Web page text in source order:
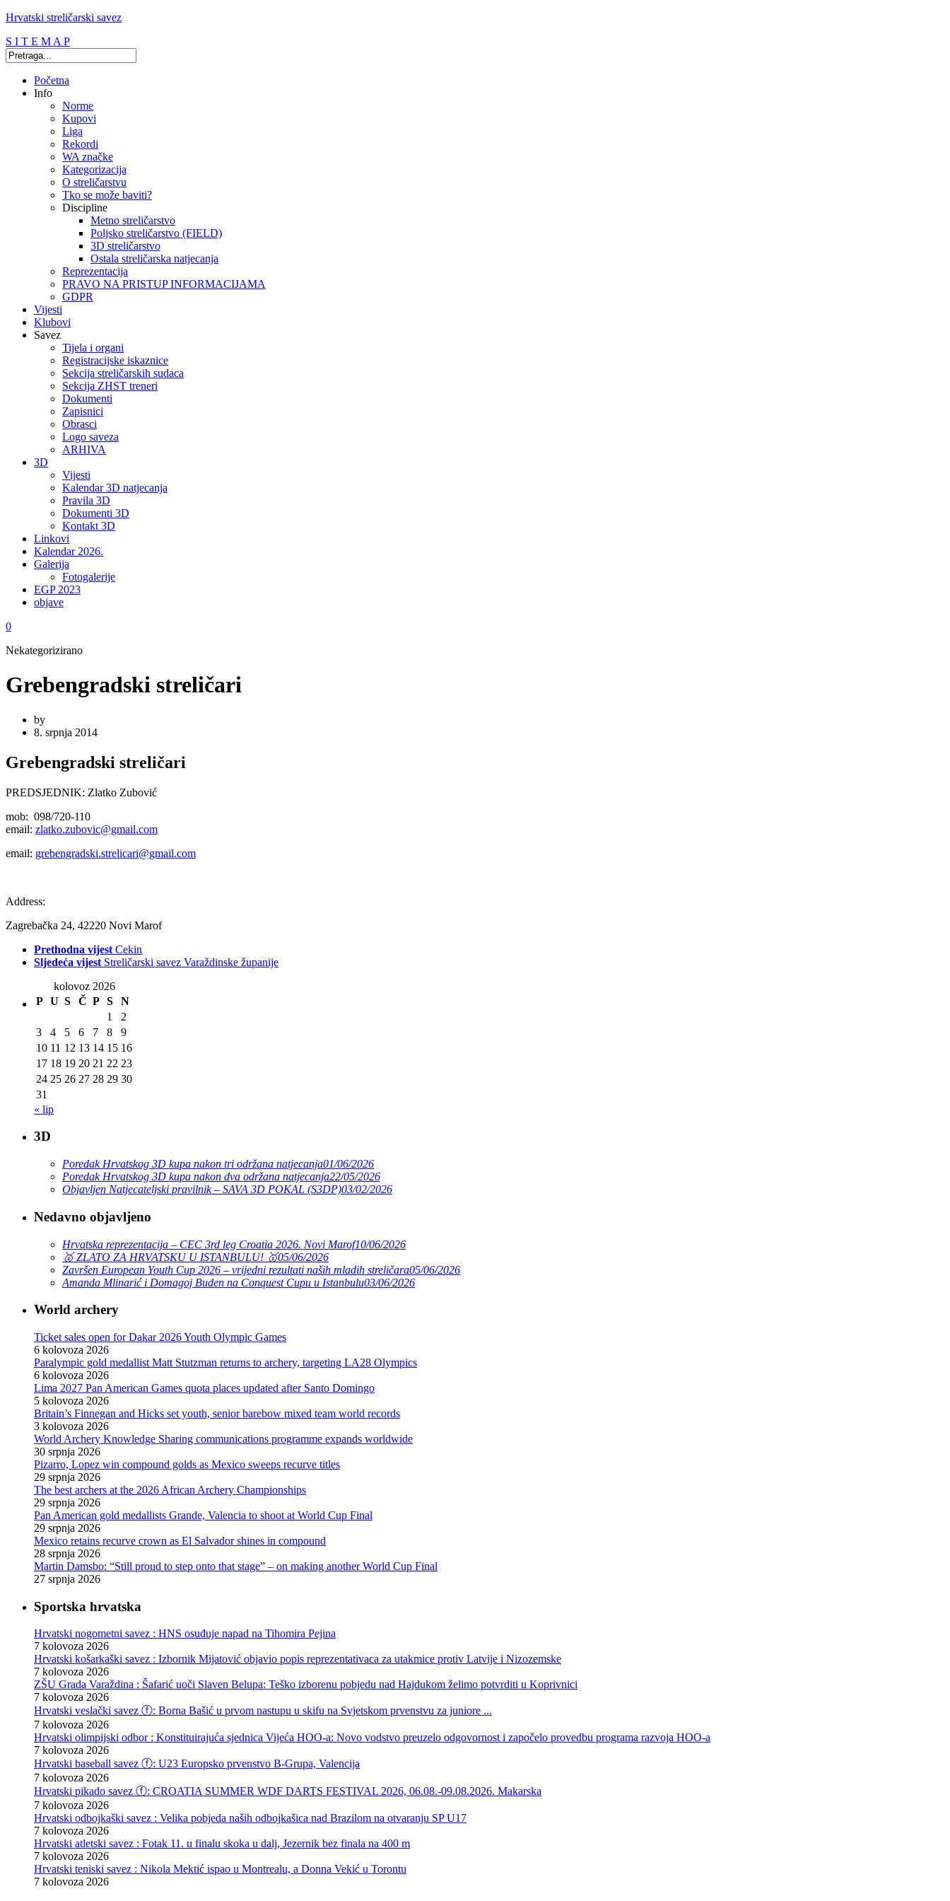
Hrvatski streličarski savez
S I T E M A P
Početna
Info
Norme
Kupovi
Liga
Rekordi
WA značke
Kategorizacija
O streličarstvu
Tko se može baviti?
Discipline
Metno streličarstvo
Poljsko streličarstvo (FIELD)
3D streličarstvo
Ostala streličarska natjecanja
Reprezentacija
PRAVO NA PRISTUP INFORMACIJAMA
GDPR
Vijesti
Klubovi
Savez
Tijela i organi
Registracijske iskaznice
Sekcija streličarskih sudaca
Sekcija ZHST treneri
Dokumenti
Zapisnici
Obrasci
Logo saveza
ARHIVA
3D
Vijesti
Kalendar 3D natjecanja
Pravila 3D
Dokumenti 3D
Kontakt 3D
Linkovi
Kalendar 2026.
Galerija
Fotogalerije
EGP 2023
objave
0
Nekategorizirano
Grebengradski streličari
by
8. srpnja 2014
Grebengradski streličari
PREDSJEDNIK: Zlatko Zubović
mob: 098/720-110
email: zlatko.zubovic@gmail.com
email: grebengradski.strelicari@gmail.com
Address:
Zagrebačka 24, 42220 Novi Marof
Prethodna vijest Cekin
Sljedeća vijest Streličarski savez Varaždinske županije
kolovoz 2026
P U S Č P S
N
1
2
3
4 5 6 7 8
9
10 11 12 13 14 15 16
17 18 19 20 21 22 23
24 25 26 27 28 29 30
31
« lip
3D
Poredak Hrvatskog 3D kupa nakon tri održana natjecanja01/06/2026
Poredak Hrvatskog 3D kupa nakon dva održana natjecanja22/05/2026
Objavljen Natjecateljski pravilnik – SAVA 3D POKAL (S3DP)03/02/2026
Nedavno objavljeno
Hrvatska reprezentacija – CEC 3rd leg Croatia 2026. Novi Marof10/06/2026
🥇 ZLATO ZA HRVATSKU U ISTANBULU! 🥇05/06/2026
Završen European Youth Cup 2026 – vrijedni rezultati naših mladih streličara05/06/2026
Amanda Mlinarić i Domagoj Buden na Conquest Cupu u Istanbulu03/06/2026
World archery
Ticket sales open for Dakar 2026 Youth Olympic Games
6 kolovoza 2026
Paralympic gold medallist Matt Stutzman returns to archery, targeting LA28 Olympics
6 kolovoza 2026
Lima 2027 Pan American Games quota places updated after Santo Domingo
5 kolovoza 2026
Britain’s Finnegan and Hicks set youth, senior barebow mixed team world records
3 kolovoza 2026
World Archery Knowledge Sharing communications programme expands worldwide
30 srpnja 2026
Pizarro, Lopez win compound golds as Mexico sweeps recurve titles
29 srpnja 2026
The best archers at the 2026 African Archery Championships
29 srpnja 2026
Pan American gold medallists Grande, Valencia to shoot at World Cup Final
29 srpnja 2026
Mexico retains recurve crown as El Salvador shines in compound
28 srpnja 2026
Martin Damsbo: “Still proud to step onto that stage” – on making another World Cup Final
27 srpnja 2026
Sportska hrvatska
Hrvatski nogometni savez : HNS osuđuje napad na Tihomira Pejina
7 kolovoza 2026
Hrvatski košarkaški savez : Izbornik Mijatović objavio popis reprezentativaca za utakmice protiv Latvije i Nizozemske
7 kolovoza 2026
ZŠU Grada Varaždina : Šafarić uoči Slaven Belupa: Teško izborenu pobjedu nad Hajdukom želimo potvrditi u Koprivnici
7 kolovoza 2026
Hrvatski veslački savez ⓕ: Borna Bašić u prvom nastupu u skifu na Svjetskom prvenstvu za juniore ...
7 kolovoza 2026
Hrvatski olimpijski odbor : Konstituirajuća sjednica Vijeća HOO-a: Novo vodstvo preuzelo odgovornost i započelo provedbu programa razvoja HOO-a
7 kolovoza 2026
Hrvatski baseball savez ⓕ: U23 Europsko prvenstvo B-Grupa, Valencija
7 kolovoza 2026
Hrvatski pikado savez ⓕ: CROATIA SUMMER WDF DARTS FESTIVAL 2026, 06.08.-09.08.2026. Makarska
7 kolovoza 2026
Hrvatski odbojkaški savez : Velika pobjeda naših odbojkašica nad Brazilom na otvaranju SP U17
7 kolovoza 2026
Hrvatski atletski savez : Fotak 11. u finalu skoka u dalj, Jezernik bez finala na 400 m
7 kolovoza 2026
Hrvatski teniski savez : Nikola Mektić ispao u Montrealu, a Donna Vekić u Torontu
7 kolovoza 2026